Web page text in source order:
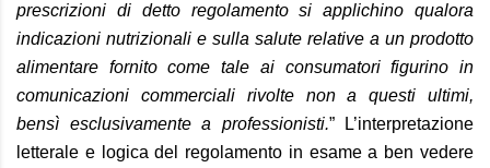
prescrizioni di detto regolamento si applichino qualora
indicazioni nutrizionali e sulla salute relative a un prodotto
alimentare fornito come tale ai consumatori figurino in
comunicazioni commerciali rivolte non a questi ultimi,
bensì esclusivamente a professionisti.” L’interpretazione
letterale e logica del regolamento in esame a ben vedere